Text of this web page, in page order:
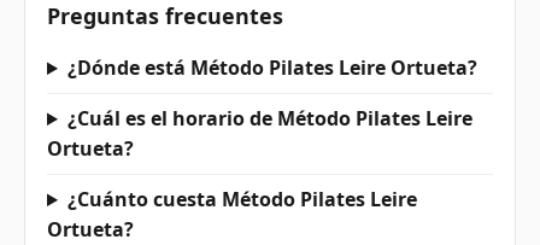
Preguntas frecuentes
¿Dónde está Método Pilates Leire Ortueta?
¿Cuál es el horario de Método Pilates Leire
Ortueta?
¿Cuánto cuesta Método Pilates Leire
Ortueta?